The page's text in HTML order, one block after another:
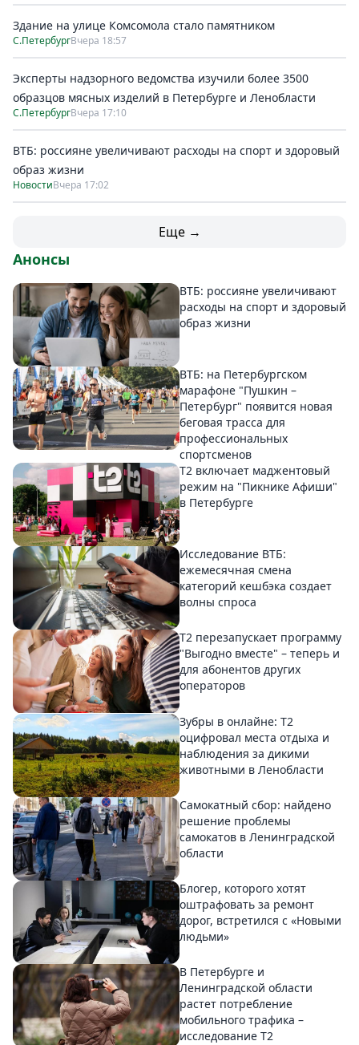
Здание на улице Комсомола стало памятником
С.ПетербургВчера 18:57
Эксперты надзорного ведомства изучили более 3500
образцов мясных изделий в Петербурге и Ленобласти
С.ПетербургВчера 17:10
ВТБ: россияне увеличивают расходы на спорт и здоровый
образ жизни
НовостиВчера 17:02
Еще →
Анонсы
ВТБ: россияне увеличивают
расходы на спорт и здоровый
образ жизни
ВТБ: на Петербургском
марафоне "Пушкин –
Петербург" появится новая
беговая трасса для
профессиональных
спортсменов
Т2 включает маджентовый
режим на "Пикнике Афиши"
в Петербурге
Исследование ВТБ:
ежемесячная смена
категорий кешбэка создает
волны спроса
Т2 перезапускает программу
"Выгодно вместе" – теперь и
для абонентов других
операторов
Зубры в онлайне: Т2
оцифровал места отдыха и
наблюдения за дикими
животными в Ленобласти
Самокатный сбор: найдено
решение проблемы
самокатов в Ленинградской
области
Блогер, которого хотят
оштрафовать за ремонт
дорог, встретился с «Новыми
людьми»
В Петербурге и
Ленинградской области
растет потребление
мобильного трафика –
исследование T2